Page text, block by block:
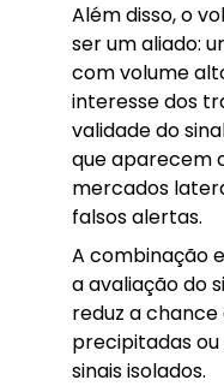
Além disso, o
ser um aliado:
com volume
interesse dos
validade do
que aparecem
mercados
falsos alertas.
A combinação
a avaliação do
reduz a
precipitadas
sinais isolados.